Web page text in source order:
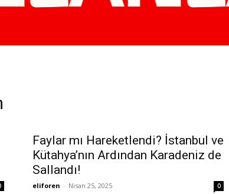
Faylar mı Hareketlendi? İstanbul ve
Kütahya’nın Ardından Karadeniz de
Sallandı!
eliforen - Nisan 25, 2025 0